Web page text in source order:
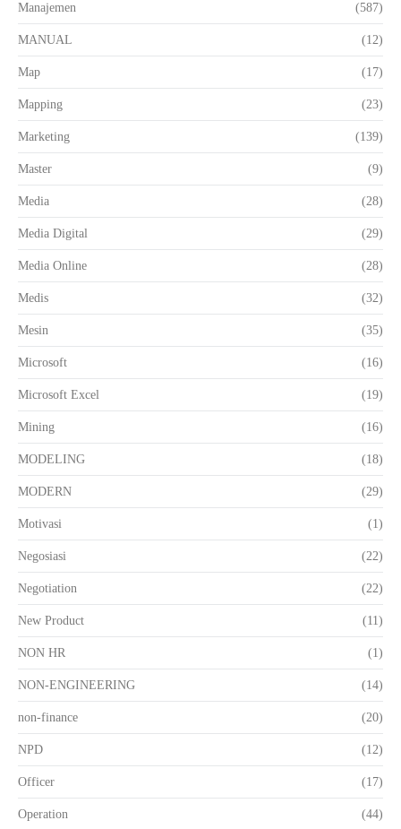
Manajemen (587)
MANUAL (12)
Map (17)
Mapping (23)
Marketing (139)
Master (9)
Media (28)
Media Digital (29)
Media Online (28)
Medis (32)
Mesin (35)
Microsoft (16)
Microsoft Excel (19)
Mining (16)
MODELING (18)
MODERN (29)
Motivasi (1)
Negosiasi (22)
Negotiation (22)
New Product (11)
NON HR (1)
NON-ENGINEERING (14)
non-finance (20)
NPD (12)
Officer (17)
Operation (44)